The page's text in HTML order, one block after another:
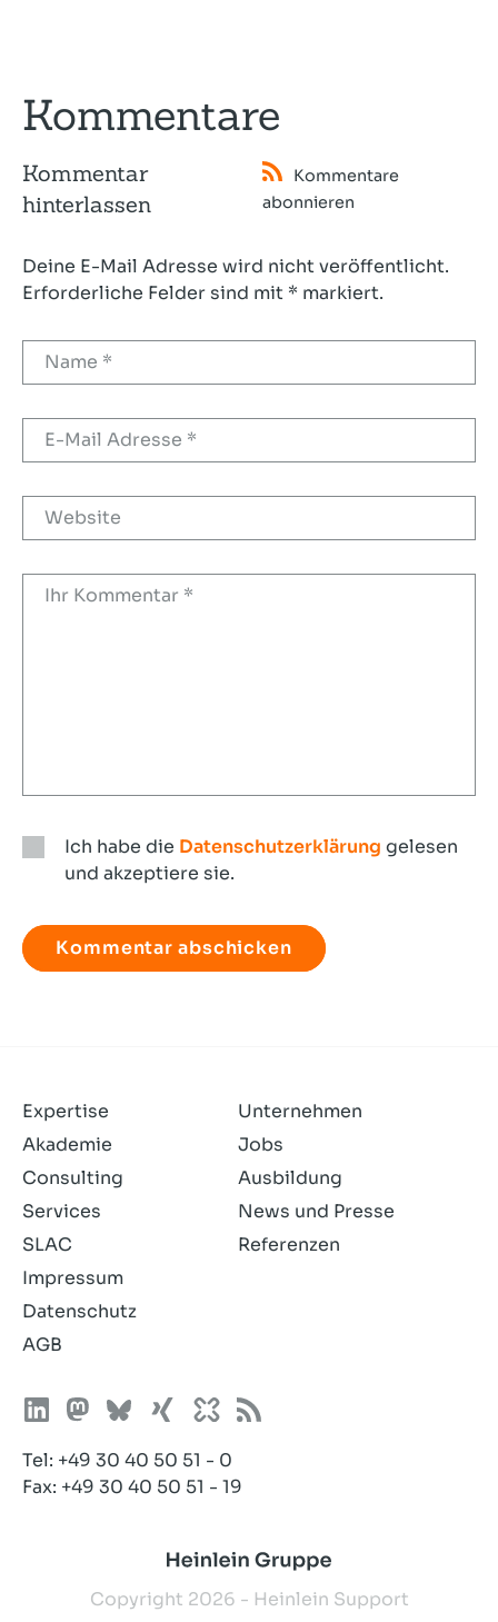
Kommentare
Kommentar
hinterlassen
Kommentare
abonnieren
Deine E-Mail Adresse wird nicht veröffentlicht.
Erforderliche Felder sind mit * markiert.
Ich habe die Datenschutzerklärung gelesen
und akzeptiere sie.
habe
die
Expertise
Akademie
Consulting
Services
SLAC
Unternehmen
Jobs
Ausbildung
News und Presse
Referenzen
Impressum
Datenschutz
AGB
Tel: +49 30 40 50 51 - 0
Fax: +49 30 40 50 51 - 19
Copyright 2026 - Heinlein Support